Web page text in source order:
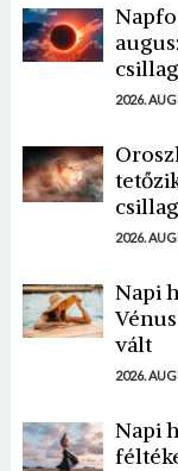
2026.
2026.
Napi
vált
2026.
Napi